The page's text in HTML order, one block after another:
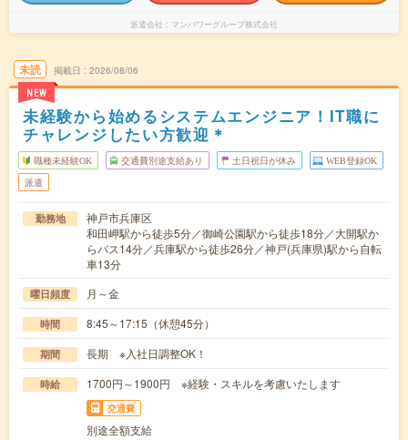
派遣会社 マンパワーグループ株式会社
未読
NEW
掲載日 2026/08/06
未経験から始めるシステムエンジニア！IT職に
チャレンジしたい方歓迎＊
職種未経験OK 交通費別途支給あり 土日祝日が休み WEB登録OK
派遣
勤務地
神戸市兵庫区
和田岬駅から徒歩5分／御崎公園駅から徒歩18分／大開駅か
らバス14分／兵庫駅から徒歩26分／神戸(兵庫県)駅から自転
車13分
曜日頻度 月～金
時間 8:45～17:15（休憩45分）
期間 長期 ※入社日調整OK！
時給 1700円～1900円 ※経験・スキルを考慮いたします
交通費
別途全額支給